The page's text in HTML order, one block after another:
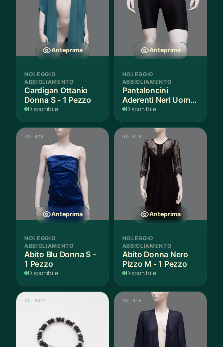
Anteprima
NOLEGGIO
ABBIGLIAMENTO
Cardigan Ottanio
Donna S - 1 Pezzo
Disponibile
Anteprima
NOLEGGIO
ABBIGLIAMENTO
Pantaloncini
Aderenti Neri Uomo
S - 2 Paia
Disponibile
Anteprima
AD 028
NOLEGGIO
ABBIGLIAMENTO
Abito Blu Donna S -
1 Pezzo
Disponibile
Anteprima
AD 013
NOLEGGIO
ABBIGLIAMENTO
Abito Donna Nero
Pizzo M - 1 Pezzo
Disponibile
AC 0025 AD 016